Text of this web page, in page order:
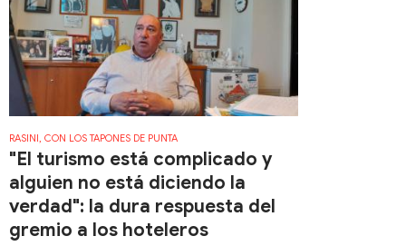
RASINI, CON LOS TAPONES DE PUNTA
"El turismo está complicado y
alguien no está diciendo la
verdad": la dura respuesta del
gremio a los hoteleros